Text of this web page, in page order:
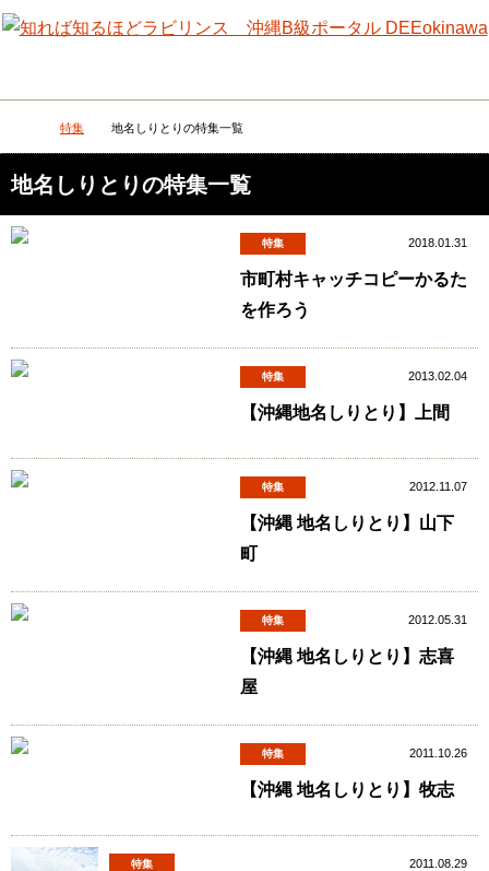
メニュー 検
DEEokinawaトップ
特集 地名しりとりの特集一覧
地名しりとりの特集一覧
特集 2018.01.31
市町村キャッチコピーかるた
を作ろう
特集 2013.02.04
【沖縄地名しりとり】上間
特集 2012.11.07
【沖縄 地名しりとり】山下
町
特集 2012.05.31
【沖縄 地名しりとり】志喜
屋
特集 2011.10.26
【沖縄 地名しりとり】牧志
特集 2011.08.29